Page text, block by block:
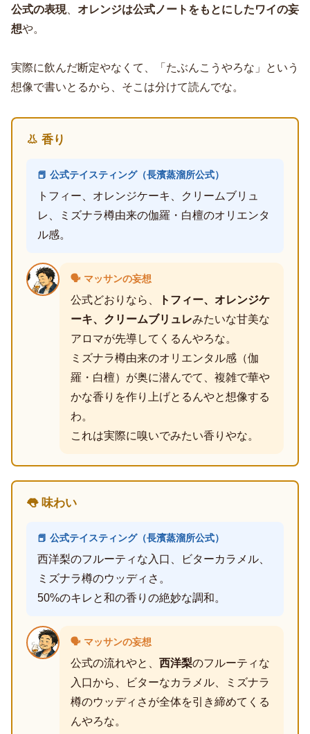
公式の表現、 オレンジは公式ノートをもとにしたワイの妄
想や。
実際に飲んだ断定やなくて、「たぶんこうやろな」という
想像で書いとるから、そこは分けて読んでな。
👃 香り
📕 公式テイスティング（長濱蒸溜所公式）
トフィー、オレンジケーキ、クリームブリュ
レ、ミズナラ樽由来の伽羅・白檀のオリエンタ
ル感。
🗣️ マッサンの妄想
公式どおりなら、
トフィー、オレンジケ
ーキ、クリームブリュレみたいな甘美な
アロマが先導してくるんやろな。
ミズナラ樽由来のオリエンタル感（伽
羅・白檀）が奥に潜んでて、複雑で華や
かな香りを作り上げとるんやと想像する
わ。
これは実際に嗅いでみたい香りやな。
👅 味わい
📕 公式テイスティング（長濱蒸溜所公式）
西洋梨のフルーティな入口、ビターカラメル、
ミズナラ樽のウッディさ。
50%のキレと和の香りの絶妙な調和。
🗣️ マッサンの妄想
公式の流れやと、 西洋梨のフルーティな
入口から、ビターなカラメル、ミズナラ
樽のウッディさが全体を引き締めてくる
んやろな。